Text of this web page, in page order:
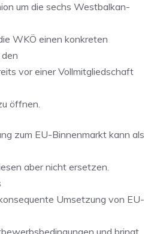
um die sechs Westbalkan-
WKÖ einen konkreten
vor einer Vollmitgliedschaft
öffnen.
zum EU-Binnenmarkt kann als
aber nicht ersetzen.
Umsetzung von EU-
und bringt